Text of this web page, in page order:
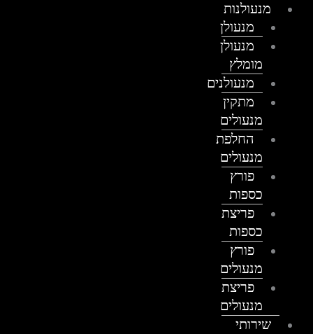
מנעולנות
מנעולן
מנעולן
מומלץ
מנעולנים
מתקין
מנעולים
החלפת
מנעולים
פורץ
כספות
פריצת
כספות
פורץ
מנעולים
פריצת
מנעולים
שירותי